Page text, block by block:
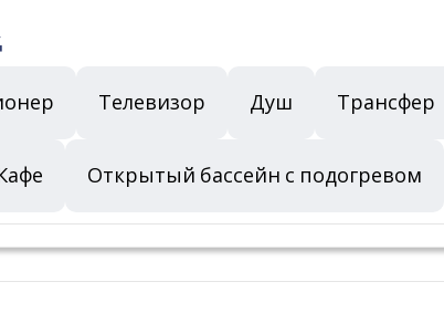
Телевизор Душ Трансфер
Кафе Открытый бассейн с подогревом